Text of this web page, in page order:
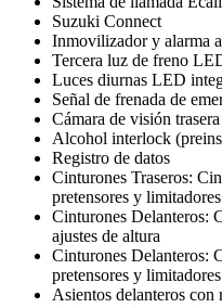
Suzuki Connect
Inmovilizador y alarma
Tercera luz de freno
Luces diurnas LED
Señal de frenada de
Cámara de visión trasera
Alcohol interlock
Registro de datos
Cinturones Traseros:
pretensores y
Cinturones Delanteros:
ajustes de altura
Cinturones Delanteros:
pretensores y
Asientos delanteros con